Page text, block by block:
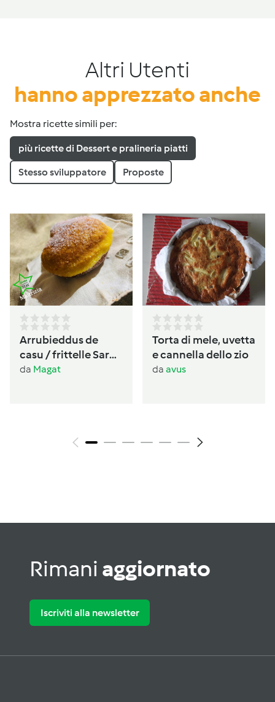
Altri Utenti
hanno apprezzato anche
Mostra ricette simili per:
più ricette di Dessert e pralineria piatti
Stesso sviluppatore Proposte
Arrubieddus de
casu / frittelle Sarde
al formaggio di
da Magat
Torta di mele, uvetta
e cannella dello zio
da avus
Rimani aggiornato
Iscriviti alla newsletter